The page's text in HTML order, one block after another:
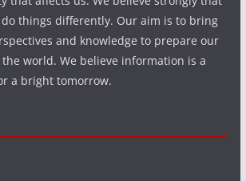
things differently. Our aim is to bring
and knowledge to prepare our
world. We believe information is a
a bright tomorrow.